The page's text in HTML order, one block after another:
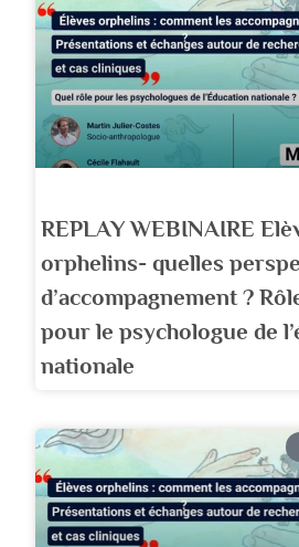
REPLAY WEBINAIRE
orphelins- quelles
d’accompagnement ?
pour le psychologue de
nationale